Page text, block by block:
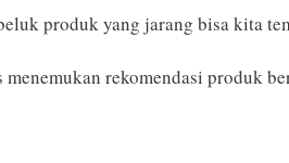
produk yang jarang bisa kita
rekomendasi produk